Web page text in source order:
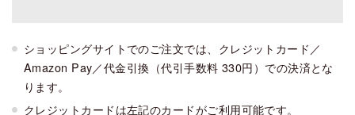
ショッピングサイトでのご注文では、クレジットカード／
Amazon Pay／代金引換（代引手数料 330円）での決済とな
ります。
クレジットカードは左記のカードがご利用可能です。